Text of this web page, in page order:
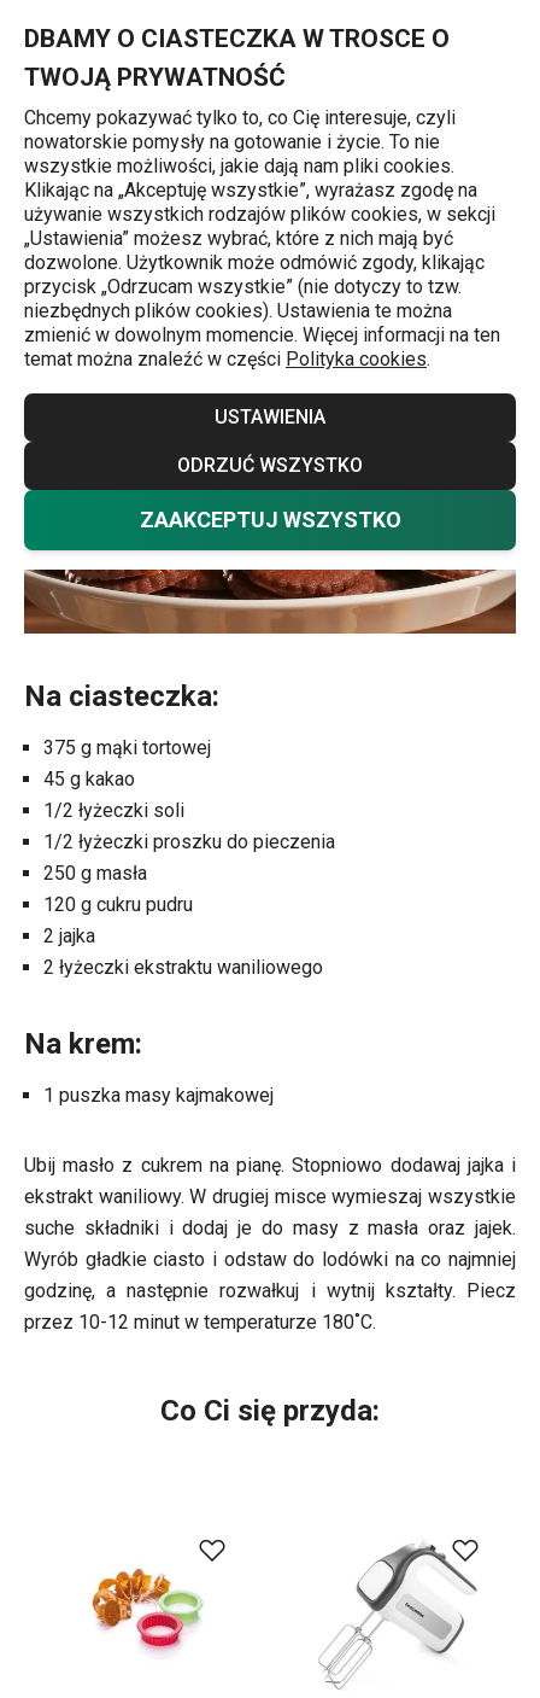
DBAMY O CIASTECZKA W TROSCE O
TWOJĄ PRYWATNOŚĆ
Chcemy pokazywać tylko to, co Cię interesuje, czyli
nowatorskie pomysły na gotowanie i życie. To nie
wszystkie możliwości, jakie dają nam pliki cookies.
Klikając na „Akceptuję wszystkie”, wyrażasz zgodę na
używanie wszystkich rodzajów plików cookies, w sekcji
„Ustawienia” możesz wybrać, które z nich mają być
dozwolone. Użytkownik może odmówić zgody, klikając
przycisk „Odrzucam wszystkie” (nie dotyczy to tzw.
niezbędnych plików cookies). Ustawienia te można
zmienić w dowolnym momencie. Więcej informacji na ten
temat można znaleźć w części Polityka cookies.
USTAWIENIA
ODRZUĆ WSZYSTKO
ZAAKCEPTUJ WSZYSTKO
Przepisy
Kruche kakaowe
ciastka z kremem
karmelowym
Przepisy
Na ciasteczka:
375 g mąki tortowej
45 g kakao
1/2 łyżeczki soli
1/2 łyżeczki proszku do pieczenia
250 g masła
120 g cukru pudru
2 jajka
2 łyżeczki ekstraktu waniliowego
Na krem:
1 puszka masy kajmakowej
Ubij masło z cukrem na pianę. Stopniowo dodawaj jajka i
ekstrakt waniliowy. W drugiej misce wymieszaj wszystkie
suche składniki i dodaj je do masy z masła oraz jajek.
Wyrób gładkie ciasto i odstaw do lodówki na co najmniej
godzinę, a następnie rozwałkuj i wytnij kształty. Piecz
przez 10-12 minut w temperaturze 180˚C.
Co Ci się przyda: